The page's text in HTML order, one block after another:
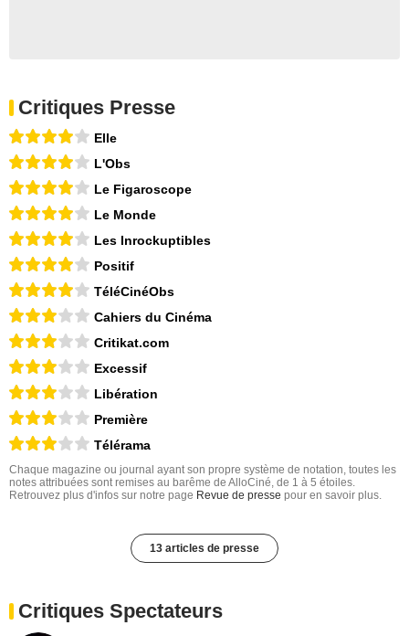
Critiques Presse
Elle
L'Obs
Le Figaroscope
Le Monde
Les Inrockuptibles
Positif
TéléCinéObs
Cahiers du Cinéma
Critikat.com
Excessif
Libération
Première
Télérama
Chaque magazine ou journal ayant son propre système de notation, toutes les
notes attribuées sont remises au barême de AlloCiné, de 1 à 5 étoiles.
Retrouvez plus d'infos sur notre page Revue de presse pour en savoir plus.
13 articles de presse
Critiques Spectateurs